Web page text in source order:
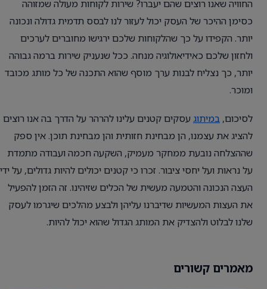
החוויה שאנו רוצים שהם יעברו? שירות לקוחות מעולה שמזוהה
כסימן ההיכר של העסק יכול לעזור לנו לבסס תדמית גדולה ונכונה
יותר. הקפידו על כך שהלקוחות שלכם ירגישו מחוברים לערכים
ולחזון שלכם כאידיאולוגיה מנחה. ככל שנעניק שירות ברמה גבוהה
יותר, כך נצליח לבנות ערך מוסף שהוא התכנה של כל מותג מכובד
ומוכר.
לסיכום, במיתוג עסקים קטנים עלינו להרהר על הדרך בה אנו רוצים
להציג את עצמנו, הן מבחינת חזותית והן מבחינת תוכן. אין ספק
שההצלחה נובעת ממחקר מעמיק, השקעה חכמה ועבודה מתמדת
על נראות ועל יחסי ציבור. זכרו כי קטנים יכולים להיות גדולים, על ידי
העצה הנכונה והטמעה מעשית של הכלים שזיהינו. זה הזמן להפעיל
את העצות המעשיות שדיברנו עליהן ולבצע מהלכים שיגרמו לעסק
שלנו לבלוט ולהצדיק את המותג הגדול שהוא יכול להיות.
מאמרים קשורים